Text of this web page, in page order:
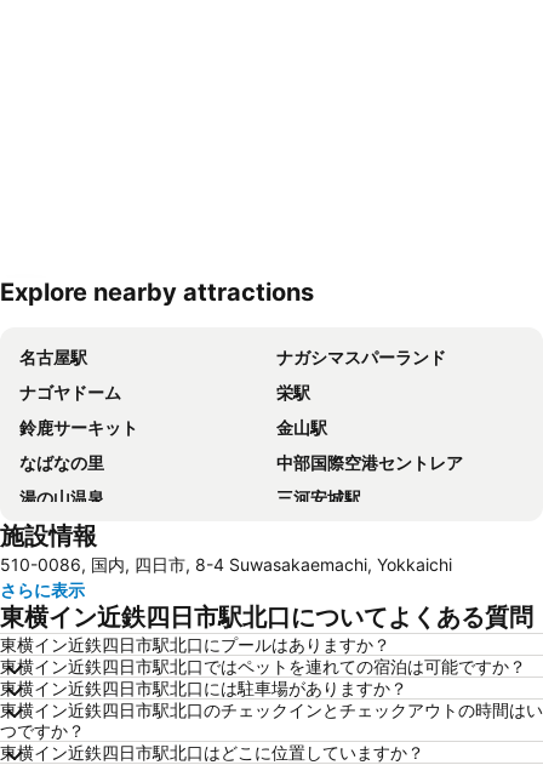
地図を拡大
Explore nearby attractions
名古屋駅
ナガシマスパーランド
ナゴヤドーム
栄駅
鈴鹿サーキット
金山駅
なばなの里
中部国際空港セントレア
湯の山温泉
三河安城駅
東岡崎駅
名古屋港水族館
名古屋城
伏見駅
近鉄四日市駅
ポートメッセ名古屋
中村区
千種区
東山動植物園
岡崎駅
熱田神宮
千種駅
久屋大通駅
施設情報
510-0086, 国内, 四日市, 8-4 Suwasakaemachi, Yokkaichi
さらに表示
東横イン近鉄四日市駅北口についてよくある質問
東横イン近鉄四日市駅北口にプールはありますか？
東横イン近鉄四日市駅北口ではペットを連れての宿泊は可能ですか？
東横イン近鉄四日市駅北口には駐車場がありますか？
東横イン近鉄四日市駅北口のチェックインとチェックアウトの時間はい
つですか？
東横イン近鉄四日市駅北口はどこに位置していますか？